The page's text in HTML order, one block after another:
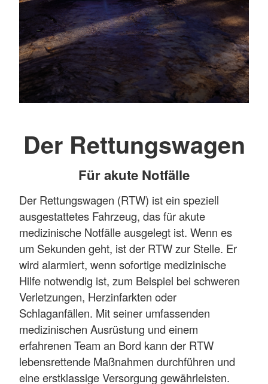
Der Rettungswagen
Für akute Notfälle
Der Rettungswagen (RTW) ist ein speziell
ausgestattetes Fahrzeug, das für akute
medizinische Notfälle ausgelegt ist. Wenn es
um Sekunden geht, ist der RTW zur Stelle. Er
wird alarmiert, wenn sofortige medizinische
Hilfe notwendig ist, zum Beispiel bei schweren
Verletzungen, Herzinfarkten oder
Schlaganfällen. Mit seiner umfassenden
medizinischen Ausrüstung und einem
erfahrenen Team an Bord kann der RTW
lebensrettende Maßnahmen durchführen und
eine erstklassige Versorgung gewährleisten.